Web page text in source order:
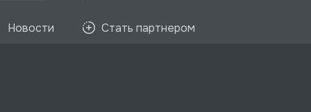
Новости Стать партнером